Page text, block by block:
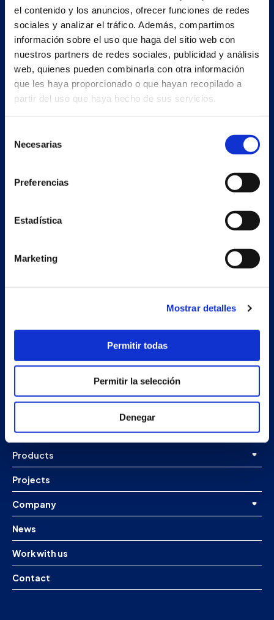
el contenido y los anuncios, ofrecer funciones de redes
sociales y analizar el tráfico. Además, compartimos
información sobre el uso que haga del sitio web con
nuestros partners de redes sociales, publicidad y análisis
web, quienes pueden combinarla con otra información
que les haya proporcionado o que hayan recopilado a
partir del uso que haya hecho de sus servicios.
Necesarias
Preferencias
Estadística
Marketing
Mostrar detalles
Permitir todas
Permitir la selección
Denegar
Redondela
Pontevedra - España
+34 986 226 622
info@petertaboada.com
Secondary unit
Estrada Porto Cabeiro, 68
Vilar de Infesta 36815
Redondela
Products
Projects
Company
News
Work with us
Contact